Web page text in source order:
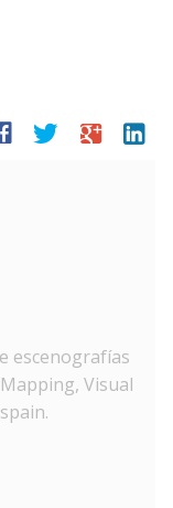
twitter google linkedin
escenografías
Visual